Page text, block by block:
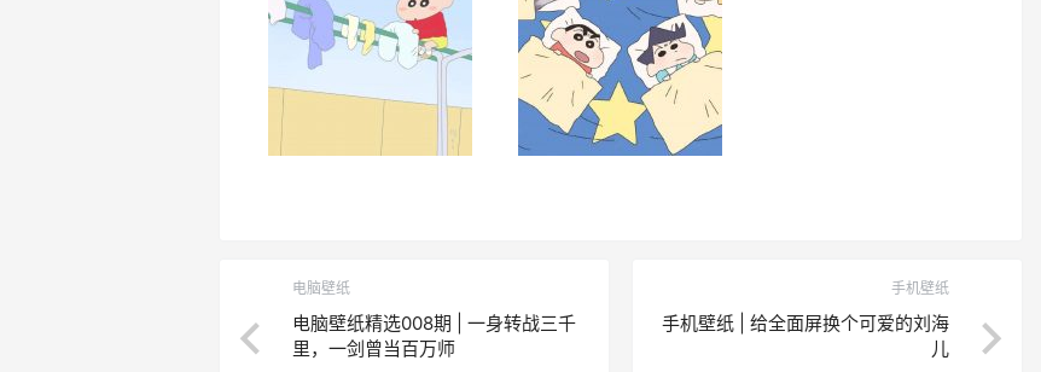
电脑壁纸
电脑壁纸精选008期 | 一身转战三千
里，一剑曾当百万师
手机壁纸
手机壁纸 | 给全面屏换个可爱的刘海
儿